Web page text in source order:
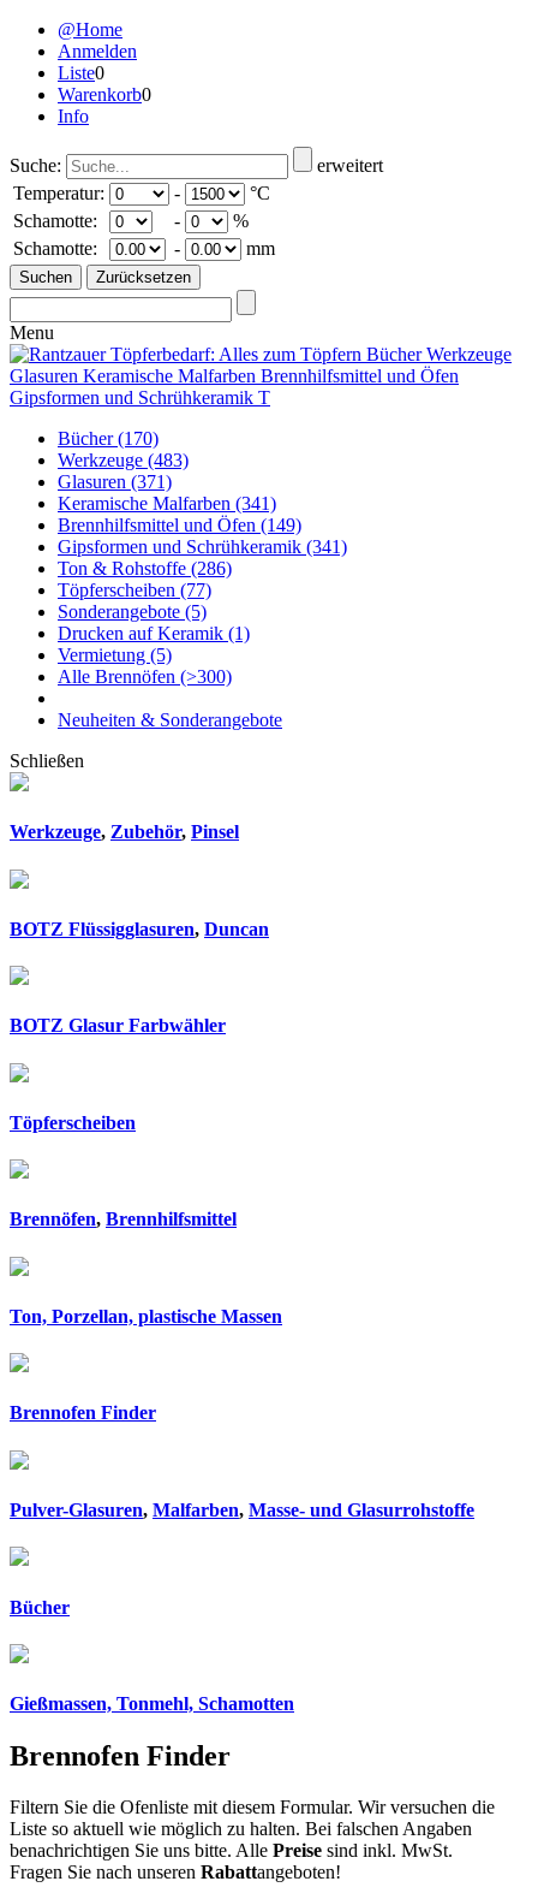
@Home
Anmelden
Liste0
Warenkorb0
Info
Suche:
erweitert
Temperatur:
-
°C
Schamotte:
-
%
Schamotte:
- mm
Menu
Bücher(170)
Werkzeuge (483)
Glasuren (371)
Keramische Malfarben (341)
Brennhilfsmittel und Öfen (149)
Gipsformen und Schrühkeramik (341)
Ton & Rohstoffe (286)
Töpferscheiben (77)
Sonderangebote (5)
Drucken auf Keramik (1)
Vermietung (5)
Alle Brennöfen (>300)
Neuheiten & Sonderangebote
Schließen
Werkzeuge, Zubehör, Pinsel
BOTZ Flüssigglasuren, Duncan
BOTZ Glasur Farbwähler
Töpferscheiben
Brennöfen, Brennhilfsmittel
Ton, Porzellan, plastische Massen
Brennofen Finder
Pulver-Glasuren, Malfarben, Masse- und Glasurrohstoffe
Bücher
Gießmassen, Tonmehl, Schamotten
Brennofen Finder
Filtern Sie die Ofenliste mit diesem Formular. Wir versuchen die
Liste so aktuell wie möglich zu halten. Bei falschen Angaben
benachrichtigen Sie uns bitte. Alle Preise sind inkl. MwSt.
Fragen Sie nach unseren Rabattangeboten!